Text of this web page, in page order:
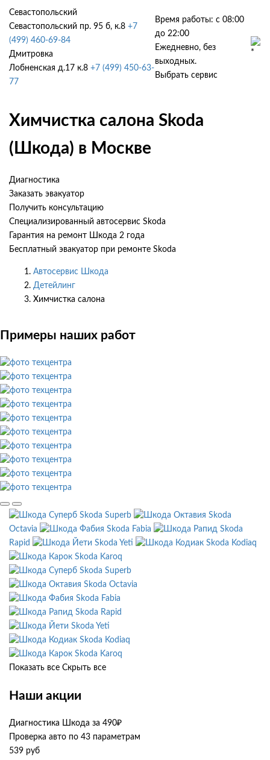
Севастопольский
Севастопольский пр. 95 б, к.8 +7
(499) 460-69-84
Дмитровка
Лобненская д.17 к.8 +7 (499) 450-63-
77
Время работы: с 08:00
до 22:00
Ежедневно, без
выходных.
Выбрать сервис
Химчистка салона Skoda
(Шкода) в Москве
Диагностика
Заказать эвакуатор
Получить консультацию
Специализированный автосервис Skoda
Гарантия на ремонт Шкода 2 года
Бесплатный эвакуатор при ремонте Skoda
Автосервис Шкода
Детейлинг
Химчистка салона
Примеры наших работ
Skoda Superb
Skoda
Octavia
Skoda Fabia
Skoda
Rapid
Skoda Yeti
Skoda Kodiaq
Skoda Karoq
Skoda Superb
Skoda Octavia
Skoda Fabia
Skoda Rapid
Skoda Yeti
Skoda Kodiaq
Skoda Karoq
Показать все Скрыть все
Наши акции
Диагностика Шкода за 490₽
Проверка авто по 43 параметрам
539 руб